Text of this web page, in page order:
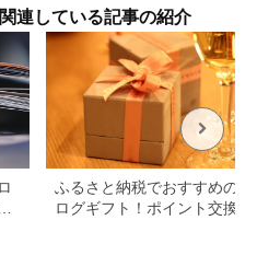
連している記事の紹介
ふるさと納税でおすすめのカ
ログギフト！ポイント交換で